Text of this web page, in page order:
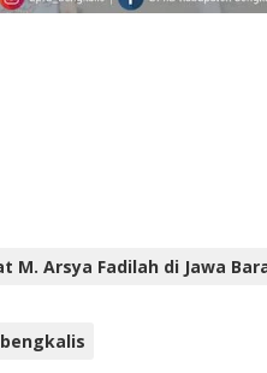
M. Arsya Fadilah di Jawa